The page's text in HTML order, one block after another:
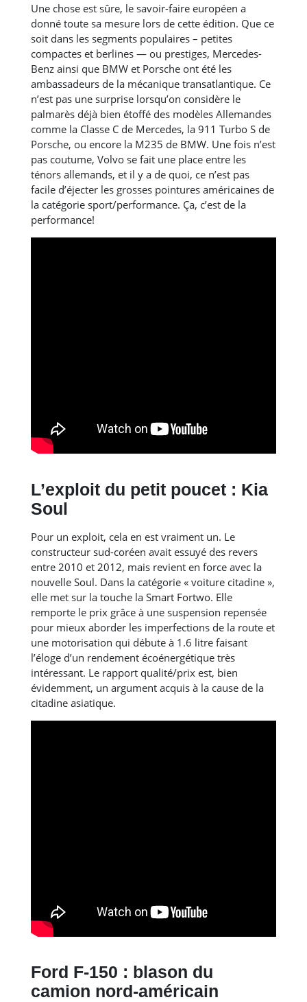
Une chose est sûre, le savoir-faire européen a
donné toute sa mesure lors de cette édition. Que ce
soit dans les segments populaires – petites
compactes et berlines — ou prestiges, Mercedes-
Benz ainsi que BMW et Porsche ont été les
ambassadeurs de la mécanique transatlantique. Ce
n’est pas une surprise lorsqu’on considère le
palmarès déjà bien étoffé des modèles Allemandes
comme la Classe C de Mercedes, la 911 Turbo S de
Porsche, ou encore la M235 de BMW. Une fois n’est
pas coutume, Volvo se fait une place entre les
ténors allemands, et il y a de quoi, ce n’est pas
facile d’éjecter les grosses pointures américaines de
la catégorie sport/performance. Ça, c’est de la
performance!
L’exploit du petit poucet : Kia
Soul
Pour un exploit, cela en est vraiment un. Le
constructeur sud-coréen avait essuyé des revers
entre 2010 et 2012, mais revient en force avec la
nouvelle Soul. Dans la catégorie « voiture citadine »,
elle met sur la touche la Smart Fortwo. Elle
remporte le prix grâce à une suspension repensée
pour mieux aborder les imperfections de la route et
une motorisation qui débute à 1.6 litre faisant
l’éloge d’un rendement écoénergétique très
intéressant. Le rapport qualité/prix est, bien
évidemment, un argument acquis à la cause de la
citadine asiatique.
Ford F-150 : blason du
camion nord-américain